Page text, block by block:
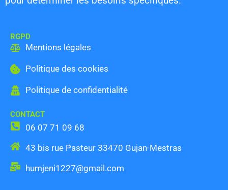
RGPD
Mentions légales
Politique des cookies
Politique de confidentialité
CONTACT
06 07 71 09 68
43 bis rue Pasteur 33470 Gujan-Mestras
humjeni1227@gmail.com